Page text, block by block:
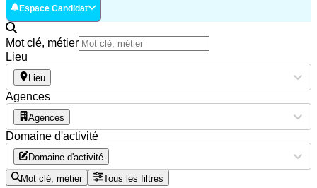
Espace Candidat
Mot clé, métier
Lieu
Lieu
Agences
Agences
Domaine d'activité
Domaine d'activité
Mot clé, métier Tous les filtres